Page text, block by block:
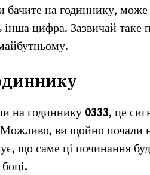
бачите на годиннику, може
інша цифра. Зазвичай таке
на годиннику 0333, це
ви щойно почали
що саме ці починання